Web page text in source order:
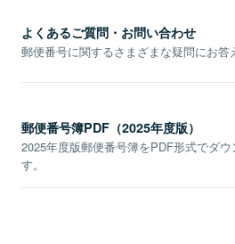
よくあるご質問・お問い合わせ
郵便番号に関するさまざまな疑問にお答
郵便番号簿PDF（2025年度版）
2025年度版郵便番号簿をPDF形式でダウ
す。